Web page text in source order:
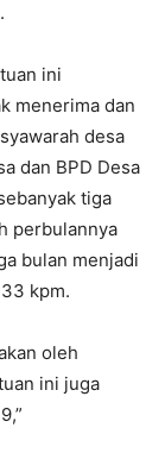
ini
menerima dan
desa
dan BPD Desa
tiga
perbulannya
bulan menjadi
kpm.
oleh
ini juga